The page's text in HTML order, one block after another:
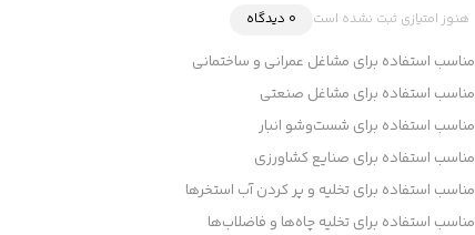
هنوز امتیازی ثبت نشده است 0 دیدگاه
مناسب استفاده برای مشاغل عمرانی و ساختمانی
مناسب استفاده برای مشاغل صنعتی
مناسب استفاده برای شست‌وشو انبار
مناسب استفاده برای صنایع کشاورزی
مناسب استفاده برای تخلیه و پر کردن آب استخرها
مناسب استفاده برای تخلیه چاه‌ها و فاضلاب‌ها